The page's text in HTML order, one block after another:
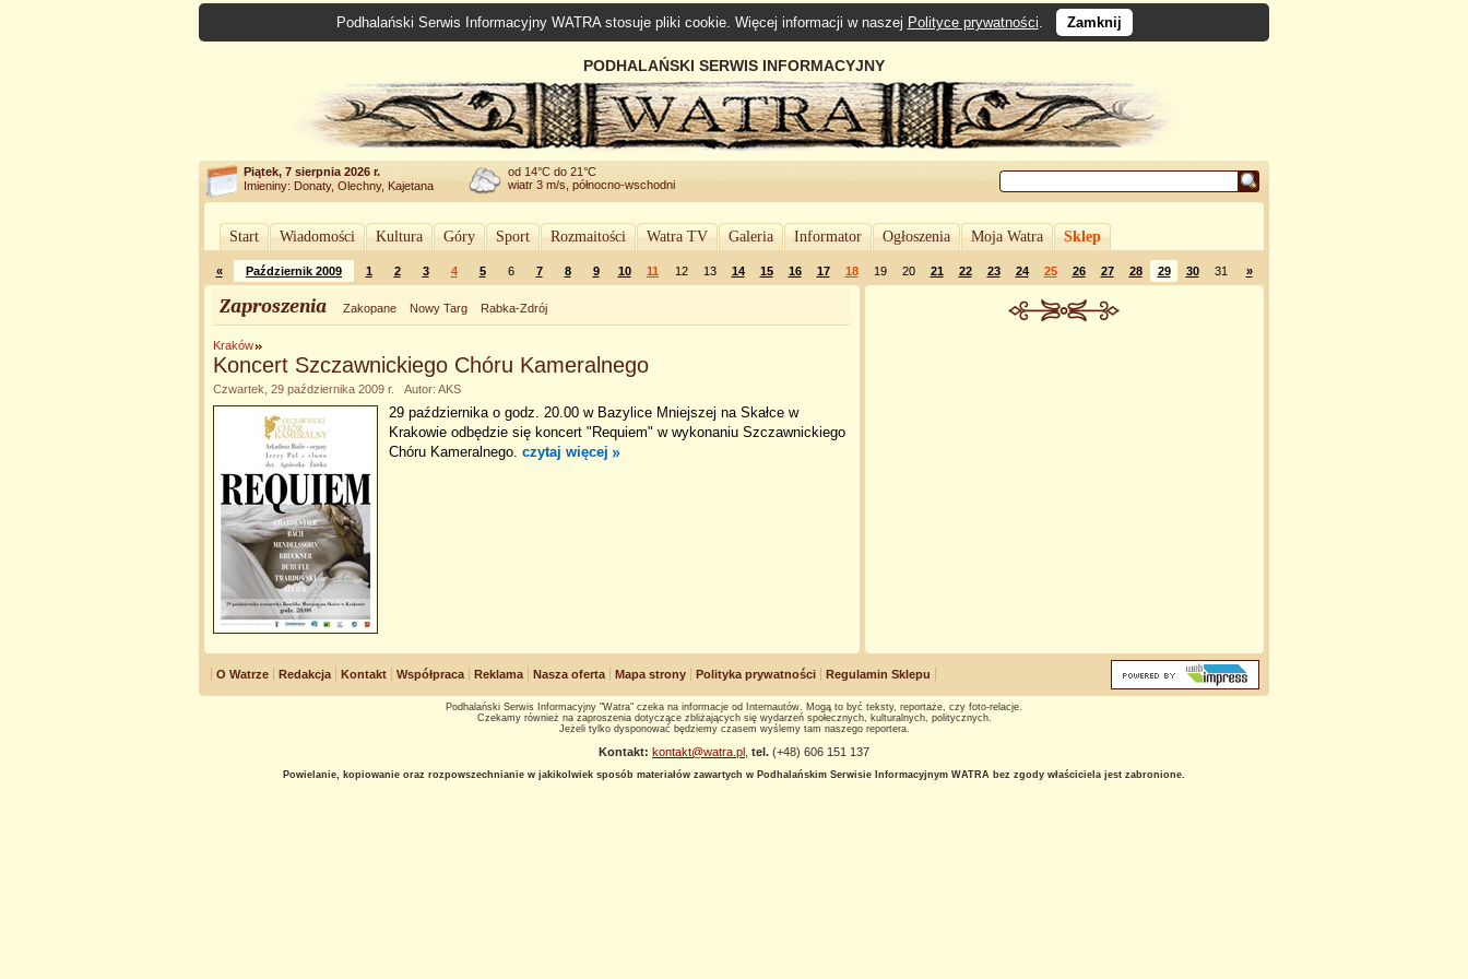
Podhalański Serwis Informacyjny WATRA stosuje pliki cookie. Więcej informacji w naszej Polityce prywatności. Zamknij
PODHALAŃSKI SERWIS INFORMACYJNY
Piątek, 7 sierpnia 2026 r.
Imieniny: Donaty, Olechny, Kajetana
od 14°C do 21°C
wiatr 3 m/s, północno-wschodni
Start Wiadomości Kultura Góry Sport Rozmaitości Watra TV Galeria Informator Ogłoszenia Moja Watra Sklep
« Październik 2009 1 2 3 4 5 6 7 8 9 10 11 12 13 14 15 16 17 18 19 20 21 22 23 24 25 26 27 28 29 30 31 »
Zaproszenia Zakopane Nowy Targ Rabka-Zdrój
Kraków
Koncert Szczawnickiego Chóru Kameralnego
Czwartek, 29 października 2009 r. Autor: AKS
29 października o godz. 20.00 w Bazylice Mniejszej na Skałce w
Krakowie odbędzie się koncert "Requiem" w wykonaniu Szczawnickiego
Chóru Kameralnego. czytaj więcej
O Watrze Redakcja Kontakt Współpraca Reklama Nasza oferta Mapa strony Polityka prywatności Regulamin Sklepu
Podhalański Serwis Informacyjny "Watra" czeka na informacje od Internautów. Mogą to być teksty, reportaże, czy foto-relacje.
Czekamy również na zaproszenia dotyczące zbliżających się wydarzeń społecznych, kulturalnych, politycznych.
Jeżeli tylko dysponować będziemy czasem wyślemy tam naszego reportera.
Kontakt: kontakt@watra.pl tel. (+48) 606 151 137
Powielanie, kopiowanie oraz rozpowszechnianie w jakikolwiek sposób materiałów zawartych w Podhalańskim Serwisie Informacyjnym WATRA bez zgody właściciela jest zabronione.